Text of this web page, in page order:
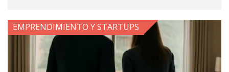
EMPRENDIMIENTO Y STARTUPS